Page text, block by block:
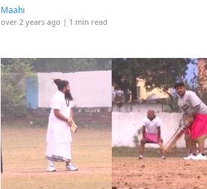
Maahi
over 2 years ago | 1 min read